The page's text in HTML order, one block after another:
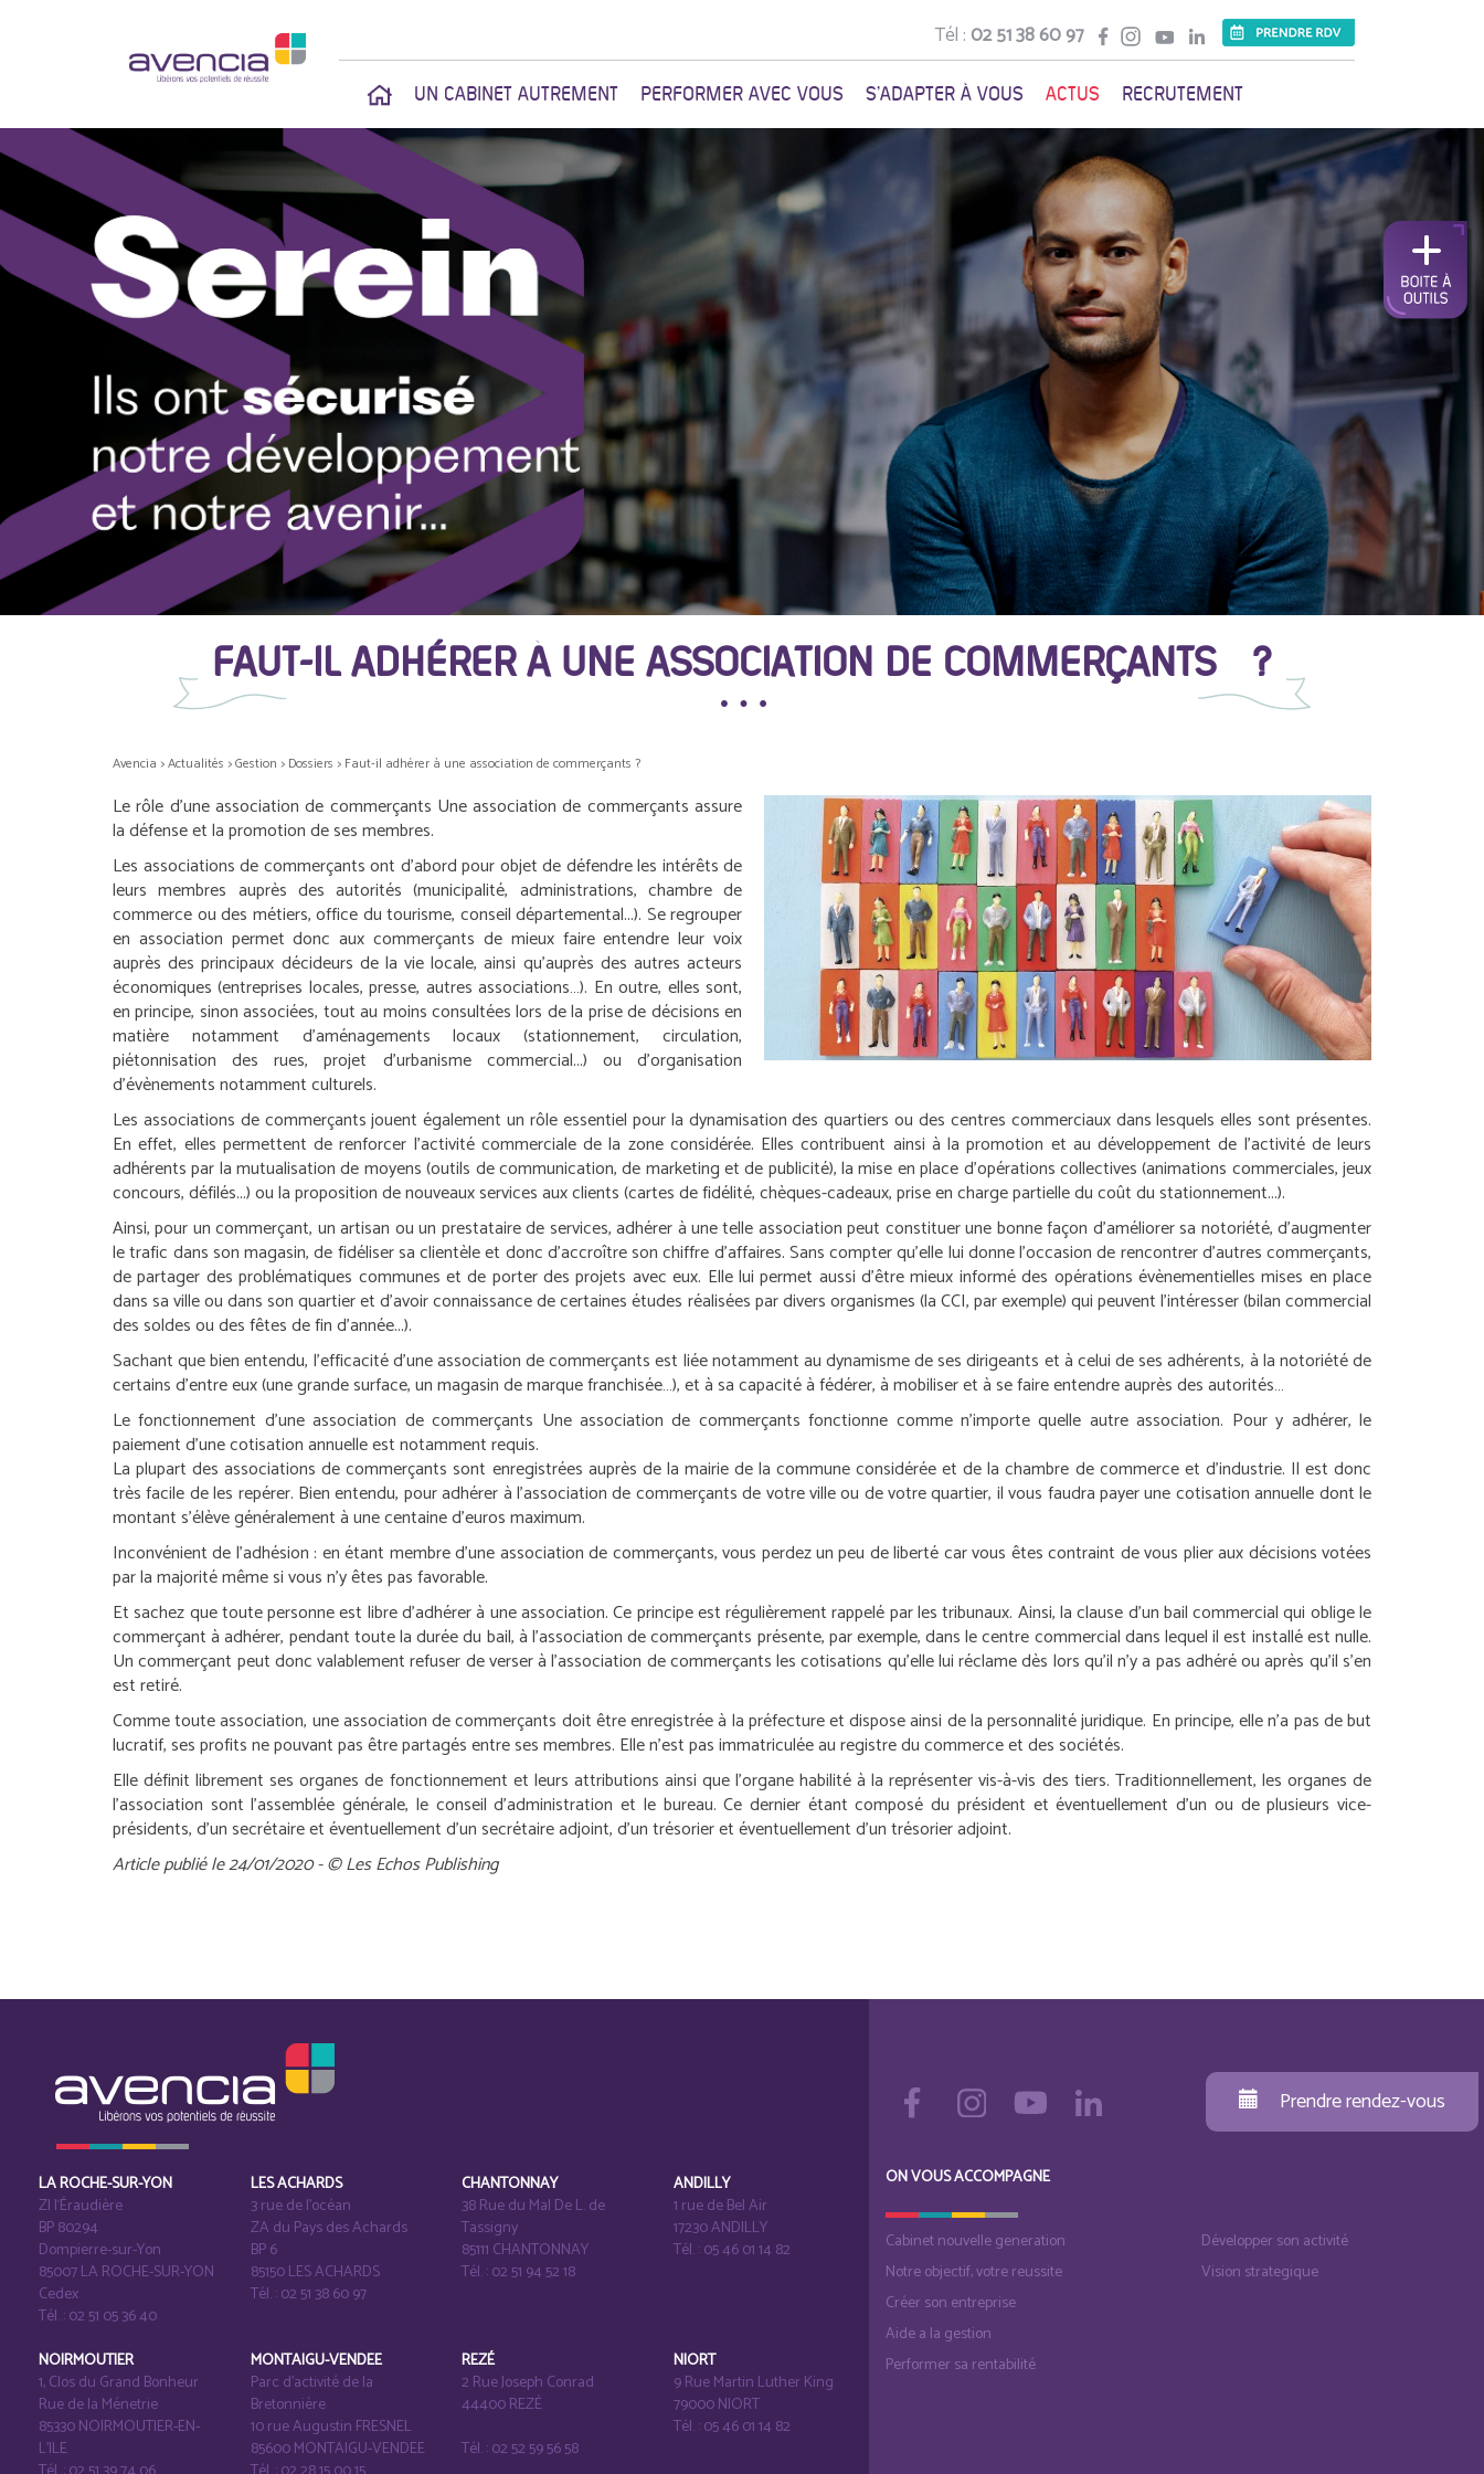
Tél :02 51 38 60 97
UN CABINET AUTREMENT PERFORMER AVEC VOUS S'ADAPTER À VOUS ACTUS RECRUTEMENT
FAUT-IL ADHÉRER À UNE ASSOCIATION DE COMMERÇANTS ?
Avencia >Actualités >Gestion > Dossiers > Faut-il adhérer à une association de commerçants ?
Le rôle d’une association de commerçants Une association de commerçants assure
la défense et la promotion de ses membres.
Les associations de commerçants ont d’abord pour objet de défendre les intérêts de
leurs membres auprès des autorités (municipalité, administrations, chambre de
commerce ou des métiers, office du tourisme, conseil départemental...). Se regrouper
en association permet donc aux commerçants de mieux faire entendre leur voix
auprès des principaux décideurs de la vie locale, ainsi qu’auprès des autres acteurs
économiques (entreprises locales, presse, autres associations…). En outre, elles sont,
en principe, sinon associées, tout au moins consultées lors de la prise de décisions en
matière notamment d’aménagements locaux (stationnement, circulation,
piétonnisation des rues, projet d’urbanisme commercial...) ou d’organisation
d’évènements notamment culturels.
Les associations de commerçants jouent également un rôle essentiel pour la dynamisation des quartiers ou des centres commerciaux dans lesquels elles sont présentes.
En effet, elles permettent de renforcer l’activité commerciale de la zone considérée. Elles contribuent ainsi à la promotion et au développement de l’activité de leurs
adhérents par la mutualisation de moyens (outils de communication, de marketing et de publicité), la mise en place d’opérations collectives (animations commerciales, jeux
concours, défilés...) ou la proposition de nouveaux services aux clients (cartes de fidélité, chèques-cadeaux, prise en charge partielle du coût du stationnement...).
Ainsi, pour un commerçant, un artisan ou un prestataire de services, adhérer à une telle association peut constituer une bonne façon d’améliorer sa notoriété, d’augmenter
le trafic dans son magasin, de fidéliser sa clientèle et donc d’accroître son chiffre d’affaires. Sans compter qu’elle lui donne l’occasion de rencontrer d’autres commerçants,
de partager des problématiques communes et de porter des projets avec eux. Elle lui permet aussi d’être mieux informé des opérations évènementielles mises en place
dans sa ville ou dans son quartier et d’avoir connaissance de certaines études réalisées par divers organismes (la CCI, par exemple) qui peuvent l’intéresser (bilan commercial
des soldes ou des fêtes de fin d’année...).
Sachant que bien entendu, l’efficacité d’une association de commerçants est liée notamment au dynamisme de ses dirigeants et à celui de ses adhérents, à la notoriété de
certains d’entre eux (une grande surface, un magasin de marque franchisée…), et à sa capacité à fédérer, à mobiliser et à se faire entendre auprès des autorités…
Le fonctionnement d’une association de commerçants Une association de commerçants fonctionne comme n’importe quelle autre association. Pour y adhérer, le
paiement d’une cotisation annuelle est notamment requis.
La plupart des associations de commerçants sont enregistrées auprès de la mairie de la commune considérée et de la chambre de commerce et d’industrie. Il est donc
très facile de les repérer. Bien entendu, pour adhérer à l’association de commerçants de votre ville ou de votre quartier, il vous faudra payer une cotisation annuelle dont le
montant s’élève généralement à une centaine d’euros maximum.
Inconvénient de l’adhésion : en étant membre d’une association de commerçants, vous perdez un peu de liberté car vous êtes contraint de vous plier aux décisions votées
par la majorité même si vous n’y êtes pas favorable.
Et sachez que toute personne est libre d’adhérer à une association. Ce principe est régulièrement rappelé par les tribunaux. Ainsi, la clause d’un bail commercial qui oblige le
commerçant à adhérer, pendant toute la durée du bail, à l’association de commerçants présente, par exemple, dans le centre commercial dans lequel il est installé est nulle.
Un commerçant peut donc valablement refuser de verser à l’association de commerçants les cotisations qu’elle lui réclame dès lors qu’il n’y a pas adhéré ou après qu’il s’en
est retiré.
Comme toute association, une association de commerçants doit être enregistrée à la préfecture et dispose ainsi de la personnalité juridique. En principe, elle n’a pas de but
lucratif, ses profits ne pouvant pas être partagés entre ses membres. Elle n’est pas immatriculée au registre du commerce et des sociétés.
Elle définit librement ses organes de fonctionnement et leurs attributions ainsi que l’organe habilité à la représenter vis-à-vis des tiers. Traditionnellement, les organes de
l’association sont l’assemblée générale, le conseil d’administration et le bureau. Ce dernier étant composé du président et éventuellement d’un ou de plusieurs vice-
présidents, d’un secrétaire et éventuellement d’un secrétaire adjoint, d’un trésorier et éventuellement d’un trésorier adjoint.
Article publié le 24/01/2020 - © Les Echos Publishing
LA ROCHE-SUR-YON
ZI l‘Éraudière
BP 80294
Dompierre-sur-Yon
85007 LA ROCHE-SUR-YON
Cedex
Tél. : 02 51 05 36 40
LES ACHARDS
3 rue de l’océan
ZA du Pays des Achards
BP 6
85150 LES ACHARDS
Tél. : 02 51 38 60 97
CHANTONNAY
38 Rue du Mal De L. de
Tassigny
85111 CHANTONNAY
Tél. : 02 51 94 52 18
ANDILLY
1 rue de Bel Air
17230 ANDILLY
Tél. : 05 46 01 14 82
NOIRMOUTIER
1, Clos du Grand Bonheur
Rue de la Ménetrie
85330 NOIRMOUTIER-EN-
L'ILE
MONTAIGU-VENDEE
Parc d’activité de la
Bretonnière
10 rue Augustin FRESNEL
85600 MONTAIGU-VENDEE
REZÉ
2 Rue Joseph Conrad
44400 REZÉ
Tél. : 02 52 59 56 58
NIORT
9 Rue Martin Luther King
79000 NIORT
Tél. : 05 46 01 14 82
Prendre rendez-vous
ON VOUS ACCOMPAGNE
Cabinet nouvelle generation
Notre objectif, votre reussite
Créer son entreprise
Aide a la gestion
Performer sa rentabilité
Développer son activité
Vision strategique